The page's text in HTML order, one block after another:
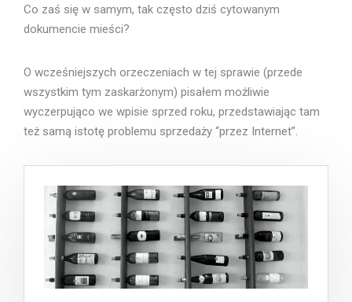
Co zaś się w samym, tak często dziś cytowanym
dokumencie mieści?
O wcześniejszych orzeczeniach w tej sprawie (przede
wszystkim tym zaskarżonym) pisałem możliwie
wyczerpująco we wpisie sprzed roku, przedstawiając tam
też samą istotę problemu sprzedaży “przez Internet”.